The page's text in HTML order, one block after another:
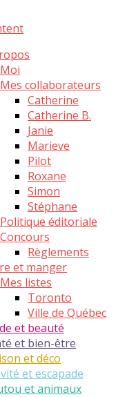
Moi
Mes collaborateurs
Catherine
Catherine B.
Janie
Marieve
Pilot
Roxane
Simon
Stéphane
Politique éditoriale
Concours
Règlements
et manger
Mes listes
Toronto
Ville de Québec
et beauté
et bien-être
et déco
et escapade
et animaux